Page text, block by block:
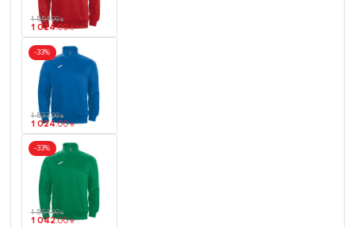
1 554.00 ₴
1 024.00 ₴
-33%
1 537.00 ₴
1 024.00 ₴
-33%
1 554.00 ₴
1 042.00 ₴